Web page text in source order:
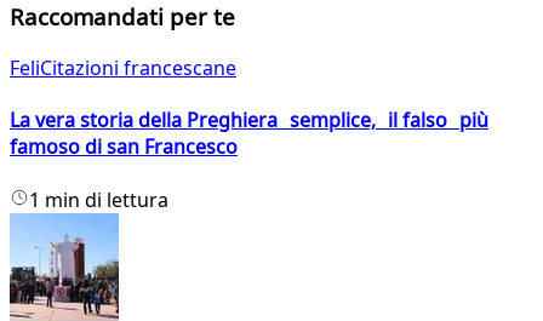
Raccomandati per te
FeliCitazioni francescane
La vera storia della Preghiera semplice, il falso più
famoso di san Francesco
1 min di lettura